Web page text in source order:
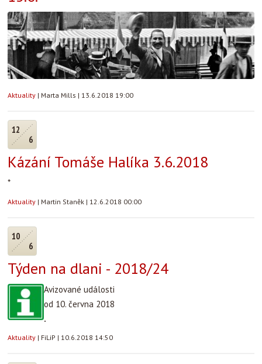
Aktuality | Marta Mills | 13.6.2018 19:00
12
6
Kázání Tomáše Halíka 3.6.2018
*
Aktuality | Martin Staněk | 12.6.2018 00:00
10
6
Týden na dlani - 2018/24
Avizované události
od 10. června 2018
.
Aktuality | FiLiP | 10.6.2018 14:50